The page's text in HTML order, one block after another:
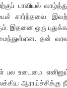
பாவியல்
சார்ந்தவை.
இதனை ஒரு
தன்
பல உடைமை.
ஆராய்ச்சிக்கு